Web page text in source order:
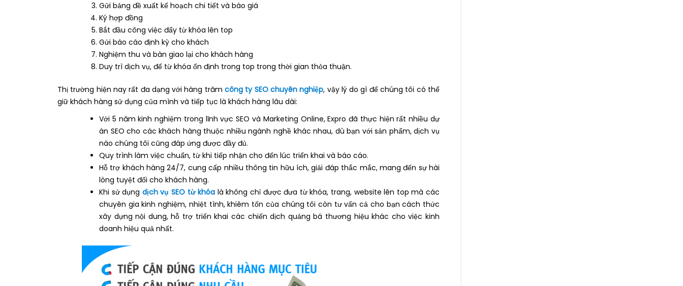
Gửi bảng đề xuất kế hoạch chi tiết và báo giá
Ký hợp đồng
Bắt đầu công việc đẩy từ khóa lên top
Gửi báo cáo định kỳ cho khách
Nghiệm thu và bàn giao lại cho khách hàng
Duy trì dịch vụ, để từ khóa ổn định trong top trong thời gian thỏa thuận.
Thị trường hiện nay rất đa dạng với hàng trămcông ty SEO chuyên nghiệp, vậy lý do gì để chúng tôi có thể
giữ khách hàng sử dụng của mình và tiếp tục là khách hàng lâu dài:
Với 5 năm kinh nghiệm trong lĩnh vực SEO và Marketing Online, Expro đã thực hiện rất nhiều dự
án SEO cho các khách hàng thuộc nhiều ngành nghề khác nhau, dù bạn với sản phẩm, dịch vụ
nào chúng tôi cũng đáp ứng được đầy đủ.
Quy trình làm việc chuẩn, từ khi tiếp nhận cho đến lúc triển khai và báo cáo.
Hỗ trợ khách hàng 24/7, cung cấp nhiều thông tin hữu ích, giải đáp thắc mắc, mang đến sự hài
lòng tuyệt đối cho khách hàng.
Khi sử dụng dịch vụ SEO từ khóa là không chỉ được đưa từ khóa, trang, website lên top mà các
chuyên gia kinh nghiệm, nhiệt tình, khiêm tốn của chúng tôi còn tư vấn cả cho bạn cách thức
xây dựng nội dung, hỗ trợ triển khai các chiến dịch quảng bá thương hiệu khác cho việc kinh
doanh hiệu quả nhất.